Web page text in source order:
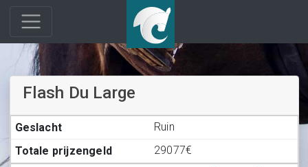
Flash Du Large
Ruin
29077€